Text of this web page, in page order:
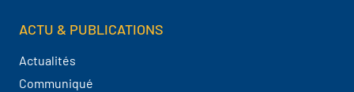
ACTU & PUBLICATIONS
Actualités
Communiqué